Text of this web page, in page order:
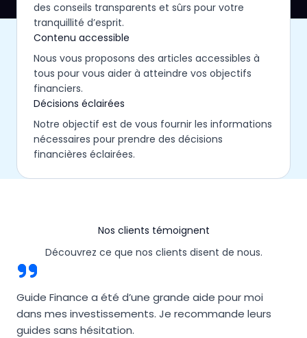
des conseils transparents et sûrs pour votre
tranquillité d’esprit.
Contenu accessible
Nous vous proposons des articles accessibles à
tous pour vous aider à atteindre vos objectifs
financiers.
Décisions éclairées
Notre objectif est de vous fournir les informations
nécessaires pour prendre des décisions
financières éclairées.
Nos clients témoignent
Découvrez ce que nos clients disent de nous.
Guide Finance a été d’une grande aide pour moi
dans mes investissements. Je recommande leurs
guides sans hésitation.